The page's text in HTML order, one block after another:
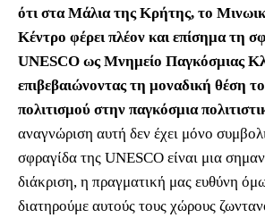
ότι στα Μάλια της Κρήτης, το
Κέντρο φέρει πλέον και επίσημα τη
UNESCO ως Μνημείο Παγκόσμιας
επιβεβαιώνοντας τη μοναδική θέση
πολιτισμού στην παγκόσμια
αναγνώριση αυτή δεν έχει μόνο
σφραγίδα της UNESCO είναι μια
διάκριση, η πραγματική μας ευθύνη
διατηρούμε αυτούς τους χώρους